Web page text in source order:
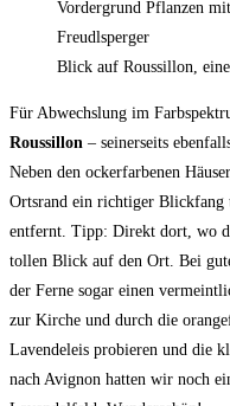
Blick auf Roussillon,
Für Abwechslung im
Roussillon – seinerseits
Neben den ockerfarbenen
Ortsrand ein richtiger Blickfang
entfernt. Tipp: Direkt dort, wo
tollen Blick auf den Ort. Bei
der Ferne sogar einen
zur Kirche und durch die
Lavendeleis probieren und die
nach Avignon hatten wir noch